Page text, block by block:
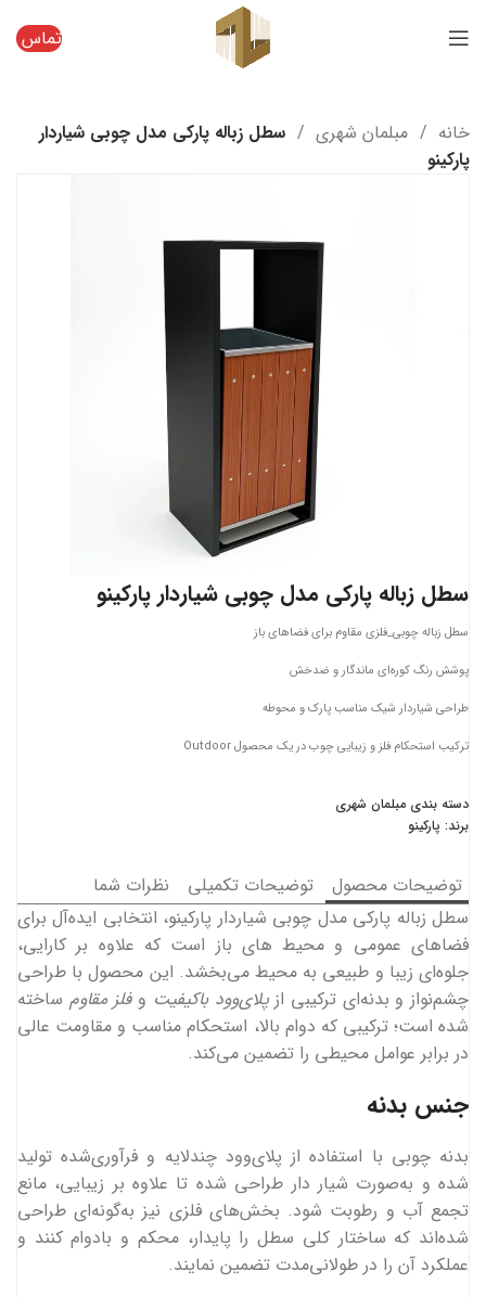
تماس
خانه مبلمان شهری
سطل زباله پارکی مدل چوبی شیاردار
پارکینو
سطل زباله پارکی مدل چوبی شیاردار پارکینو
سطل زباله چوبی‌_فلزی مقاوم برای فضاهای باز
پوشش رنگ کوره‌ای ماندگار و ضدخش
طراحی شیار‌دار شیک مناسب پارک و محوطه
ترکیب استحکام فلز و زیبایی چوب در یک محصول Outdoor
دسته بندی مبلمان شهری
برند: پارکینو
توضیحات محصول توضیحات تکمیلی
نظرات شما
سطل زباله پارکی مدل چوبی شیاردار پارکینو، انتخابی ایده‌آل برای
فضاهای عمومی و محیط‌ های باز است که علاوه بر کارایی،
جلوه‌ای زیبا و طبیعی به محیط می‌بخشد. این محصول با طراحی
چشم‌نواز و بدنه‌ای ترکیبی ازپلای‌وود باکیفیت وفلز مقاوم ساخته
شده است؛ ترکیبی که دوام بالا، استحکام مناسب و مقاومت عالی
در برابر عوامل محیطی را تضمین می‌کند.
جنس بدنه
بدنه چوبی با استفاده از پلای‌وود چندلایه و فرآوری‌شده تولید
شده و به‌صورت شیار دار طراحی شده تا علاوه بر زیبایی، مانع
تجمع آب و رطوبت شود. بخش‌های فلزی نیز به‌گونه‌ای طراحی
شده‌اند که ساختار کلی سطل را پایدار، محکم و بادوام کنند و
عملکرد آن را در طولانی‌مدت تضمین نمایند.